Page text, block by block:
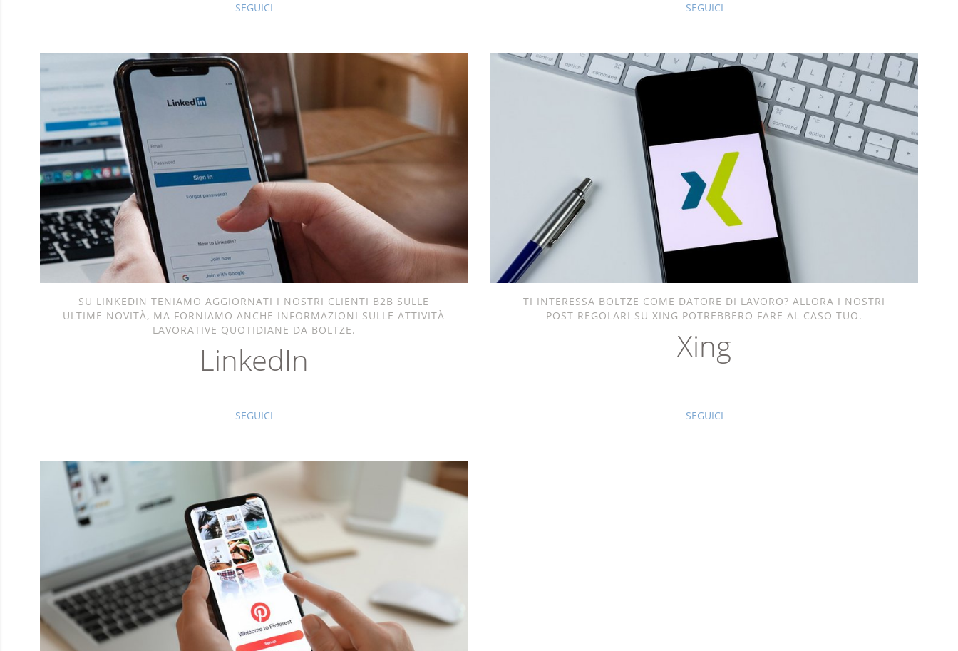
SEGUICI SEGUICI
SU LINKEDIN TENIAMO AGGIORNATI I NOSTRI CLIENTI B2B SULLE
ULTIME NOVITÀ, MA FORNIAMO ANCHE INFORMAZIONI SULLE ATTIVITÀ
LAVORATIVE QUOTIDIANE DA BOLTZE.
LinkedIn
SEGUICI
TI INTERESSA BOLTZE COME DATORE DI LAVORO? ALLORA I NOSTRI
POST REGOLARI SU XING POTREBBERO FARE AL CASO TUO.
Xing
SEGUICI